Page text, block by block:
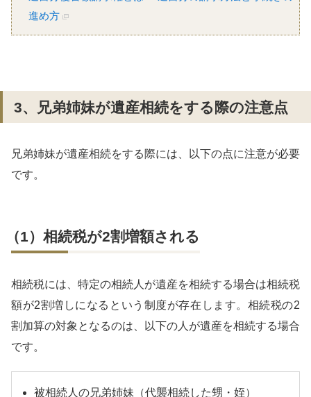
進め方
3、兄弟姉妹が遺産相続をする際の注意点
兄弟姉妹が遺産相続をする際には、以下の点に注意が必要
です。
（1）相続税が2割増額される
相続税には、特定の相続人が遺産を相続する場合は相続税
額が2割増しになるという制度が存在します。相続税の2
割加算の対象となるのは、以下の人が遺産を相続する場合
です。
被相続人の兄弟姉妹（代襲相続した甥・姪）